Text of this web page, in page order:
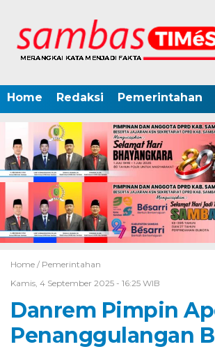
Home Redaksi Pemerintahan
Home / Pemerintahan
Kamis, 4 September 2025 - 16:25 WIB
Danrem Pimpin
Penanggulangan